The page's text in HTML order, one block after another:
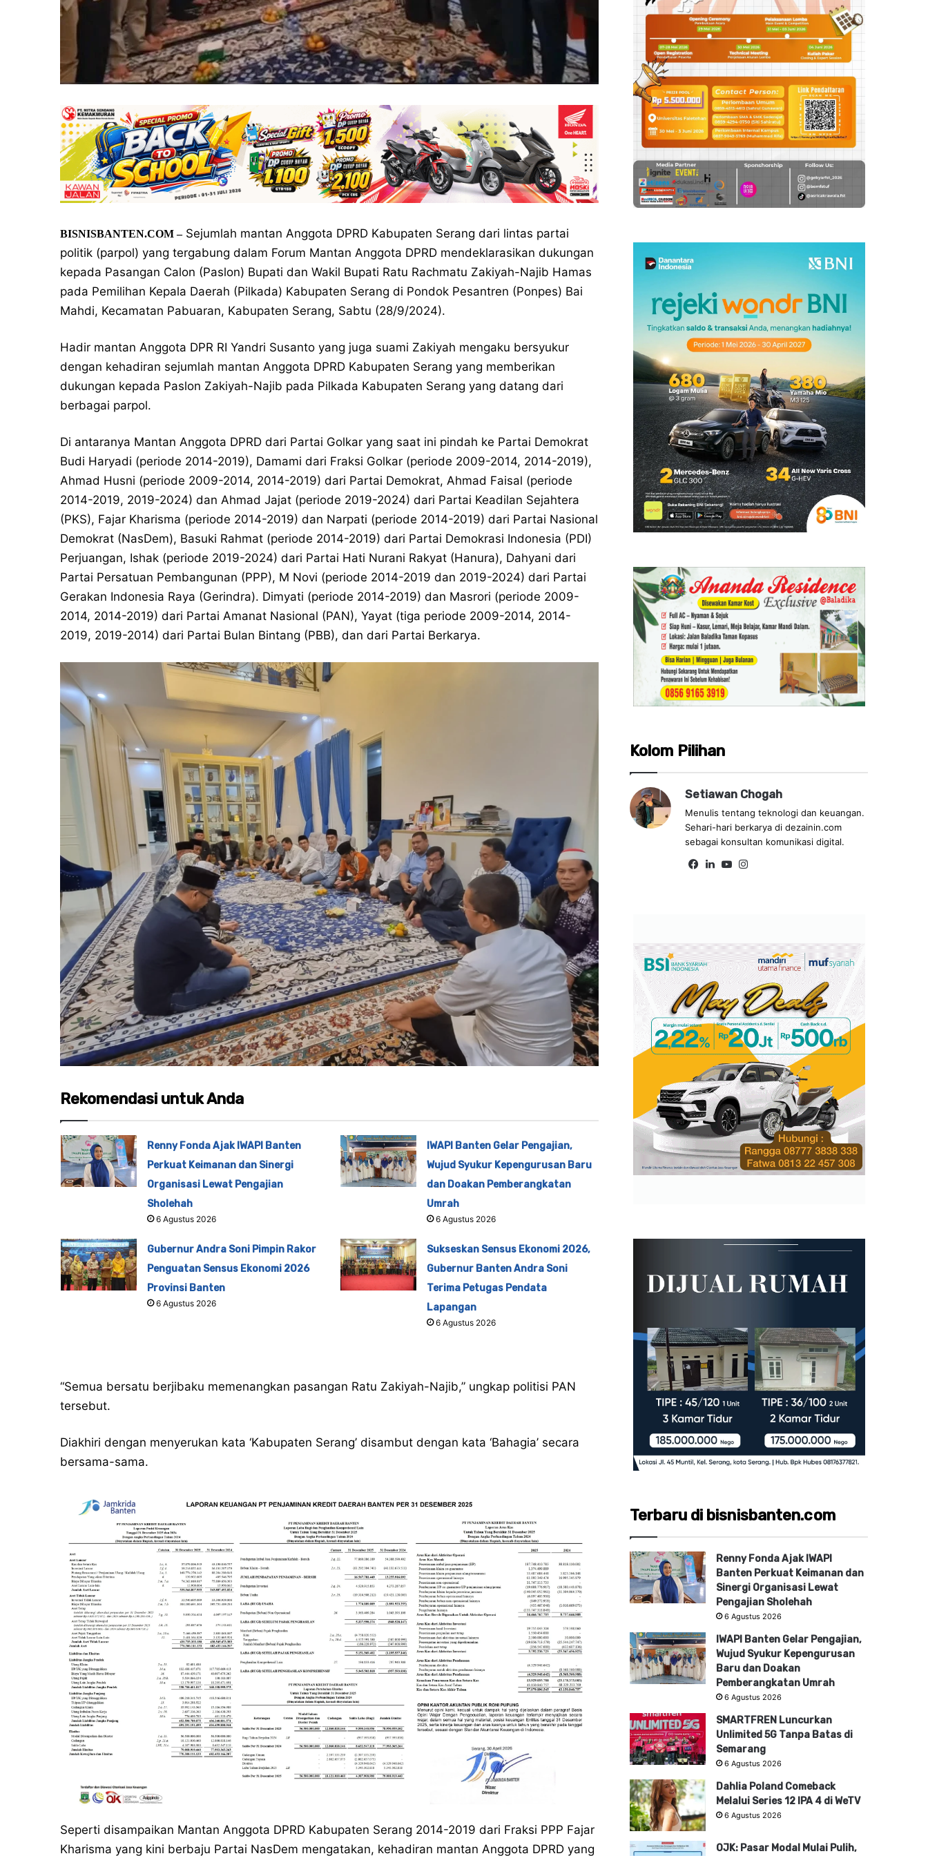
BISNISBANTEN.COM –Sejumlah mantan Anggota DPRD Kabupaten Serang dari lintas partai
politik (parpol) yang tergabung dalam Forum Mantan Anggota DPRD mendeklarasikan dukungan
kepada Pasangan Calon (Paslon) Bupati dan Wakil Bupati Ratu Rachmatu Zakiyah-Najib Hamas
pada Pemilihan Kepala Daerah (Pilkada) Kabupaten Serang di Pondok Pesantren (Ponpes) Bai
Mahdi, Kecamatan Pabuaran, Kabupaten Serang, Sabtu (28/9/2024).
Hadir mantan Anggota DPR RI Yandri Susanto yang juga suami Zakiyah mengaku bersyukur
dengan kehadiran sejumlah mantan Anggota DPRD Kabupaten Serang yang memberikan
dukungan kepada Paslon Zakiyah-Najib pada Pilkada Kabupaten Serang yang datang dari
berbagai parpol.
Di antaranya Mantan Anggota DPRD dari Partai Golkar yang saat ini pindah ke Partai Demokrat
Budi Haryadi (periode 2014-2019), Damami dari Fraksi Golkar (periode 2009-2014, 2014-2019),
Ahmad Husni (periode 2009-2014, 2014-2019) dari Partai Demokrat, Ahmad Faisal (periode
2014-2019, 2019-2024) dan Ahmad Jajat (periode 2019-2024) dari Partai Keadilan Sejahtera
(PKS), Fajar Kharisma (periode 2014-2019) dan Narpati (periode 2014-2019) dari Partai Nasional
Demokrat (NasDem), Basuki Rahmat (periode 2014-2019) dari Partai Demokrasi Indonesia (PDI)
Perjuangan, Ishak (periode 2019-2024) dari Partai Hati Nurani Rakyat (Hanura), Dahyani dari
Partai Persatuan Pembangunan (PPP), M Novi (periode 2014-2019 dan 2019-2024) dari Partai
Gerakan Indonesia Raya (Gerindra). Dimyati (periode 2014-2019) dan Masrori (periode 2009-
2014, 2014-2019) dari Partai Amanat Nasional (PAN), Yayat (tiga periode 2009-2014, 2014-
2019, 2019-2014) dari Partai Bulan Bintang (PBB), dan dari Partai Berkarya.
Rekomendasi untuk Anda
Renny Fonda Ajak IWAPI Banten
Perkuat Keimanan dan Sinergi
Organisasi Lewat Pengajian
Sholehah
6 Agustus 2026
IWAPI Banten Gelar Pengajian,
Wujud Syukur Kepengurusan Baru
dan Doakan Pemberangkatan
Umrah
6 Agustus 2026
Gubernur Andra Soni Pimpin Rakor
Penguatan Sensus Ekonomi 2026
Provinsi Banten
6 Agustus 2026
Sukseskan Sensus Ekonomi 2026,
Gubernur Banten Andra Soni
Terima Petugas Pendata
Lapangan
6 Agustus 2026
“Semua bersatu berjibaku memenangkan pasangan Ratu Zakiyah-Najib,” ungkap politisi PAN
tersebut.
Diakhiri dengan menyerukan kata ‘Kabupaten Serang’ disambut dengan kata ‘Bahagia’ secara
bersama-sama.
Seperti disampaikan Mantan Anggota DPRD Kabupaten Serang 2014-2019 dari Fraksi PPP Fajar
Kharisma yang kini berbaju Partai NasDem mengatakan, kehadiran mantan Anggota DPRD yang
Kolom Pilihan
Setiawan Chogah
Menulis tentang teknologi dan keuangan.
Sehari-hari berkarya di dezainin.com
sebagai konsultan komunikasi digital.
Fa Lin Yo
Terbaru di bisnisbanten.com
Renny Fonda Ajak IWAPI
Banten Perkuat Keimanan dan
Sinergi Organisasi Lewat
Pengajian Sholehah
6 Agustus 2026
IWAPI Banten Gelar Pengajian,
Wujud Syukur Kepengurusan
Baru dan Doakan
Pemberangkatan Umrah
6 Agustus 2026
SMARTFREN Luncurkan
Unlimited 5G Tanpa Batas di
Semarang
6 Agustus 2026
Dahlia Poland Comeback
Melalui Series 12 IPA 4 di WeTV
6 Agustus 2026
OJK: Pasar Modal Mulai Pulih,